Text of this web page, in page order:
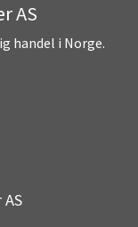
AS
handel i Norge.